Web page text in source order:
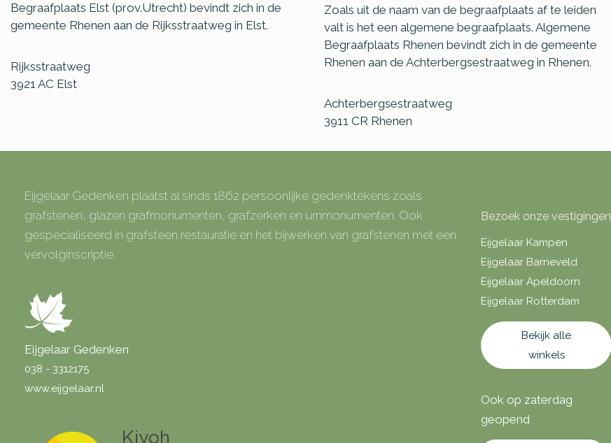
Begraafplaats Elst (prov.Utrecht) bevindt zich in de
gemeente Rhenen aan de Rijksstraatweg in Elst.
Rijksstraatweg
3921 AC Elst
Zoals uit de naam van de begraafplaats af te leiden
valt is het een algemene begraafplaats. Algemene
Begraafplaats Rhenen bevindt zich in de gemeente
Rhenen aan de Achterbergsestraatweg in Rhenen.
Achterbergsestraatweg
3911 CR Rhenen
Eijgelaar Gedenken plaatst al sinds 1862 persoonlijke gedenktekens zoals
grafstenen, glazen grafmonumenten, grafzerken en urnmonumenten. Ook
gespecialiseerd in grafsteen restauratie en het bijwerken van grafstenen met een
vervolginscriptie.
Eijgelaar Gedenken
038 - 3312175
www.eijgelaar.nl
Bezoek onze vestigingen
Eijgelaar Kampen
Eijgelaar Barneveld
Eijgelaar Apeldoorn
Eijgelaar Rotterdam
Bekijk alle
winkels
Ook op zaterdag
geopend